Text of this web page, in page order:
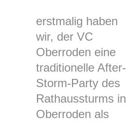
erstmalig haben
wir, der VC
Oberroden eine
traditionelle After-
Storm-Party des
Rathaussturms in
Oberroden als